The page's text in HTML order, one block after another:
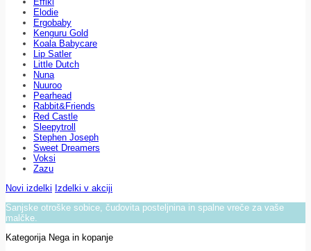
Elodie
Ergobaby
Kenguru Gold
Koala Babycare
Lip Satler
Little Dutch
Nuna
Nuuroo
Pearhead
Rabbit&Friends
Red Castle
Sleepytroll
Stephen Joseph
Sweet Dreamers
Voksi
Zazu
Novi izdelki Izdelki v akciji
Sanjske otroške sobice, čudovita posteljnina in spalne vreče za vaše
malčke.
Kategorija Nega in kopanje